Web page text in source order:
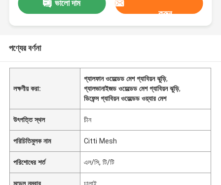
ভালো দাম
করুন
পণ্যের বর্ণনা
লক্ষণীয় করা:
গ্যালফান ওয়েল্ডেড মেশ গ্যাবিয়ন ঝুড়ি,
গ্যালভানাইজড ওয়েল্ডেড মেশ গ্যাবিয়ন ঝুড়ি,
ডিফেন্স গ্যাবিয়ন ওয়েল্ডেড ওয়্যার মেশ
উৎপত্তি স্থল চীন
পরিচিতিমুলক নাম Citti Mesh
পরিশোধের শর্ত এল/সি, টি/টি
মডেল নম্বার ঢালাই